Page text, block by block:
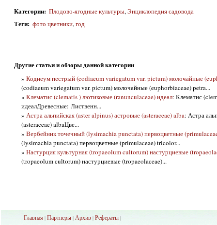
Категории: Плодово-ягодные культуры,Энциклопедия садовода
Теги: фото цветники,год
Другие статьи и обзоры данной категории
» Кодиеум пестрый (codiaeum variegatum var. pictum) молочайные
(codiaeum variegatum var. pictum) молочайные (euphorbiaceae) petra...
» Клематис (clematis ) лютиковые (ranunculaceae) идеал: Клематис
идеалДревесные: Лиственн...
» Астра альпийская (aster alpinus) астровые (asteraceae) alba: Астра
(asteraceae) albaЦве...
» Вербейник точечный (lysimachia punctata) первоцветные
(lysimachia punctata) первоцветные (primulaceae) tricolor...
» Настурция культурная (tropaeolum cultorum) настурциевые
(tropaeolum cultorum) настурциевые (tropaeolaceae)...
Главная| Партнеры| Архив| Рефераты|